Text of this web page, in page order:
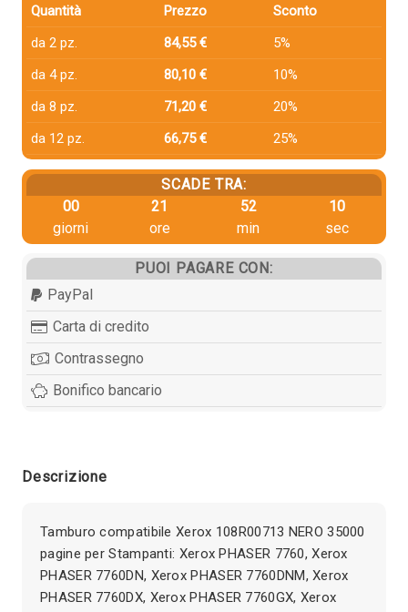
Quantità
Prezzo
Sconto
da 2 pz.
84,55 €
5%
da 4 pz.
80,10 €
10%
da 8 pz.
71,20 €
20%
da 12 pz.
66,75 € 25%
SCADE TRA:
00
giorni
21
ore
52
min
09
sec
PUOI PAGARE CON:
PayPal
Carta di credito
Contrassegno
Bonifico bancario
Descrizione
Tamburo compatibile Xerox 108R00713 NERO 35000
pagine per Stampanti: Xerox PHASER 7760, Xerox
PHASER 7760DN, Xerox PHASER 7760DNM, Xerox
PHASER 7760DX, Xerox PHASER 7760GX, Xerox